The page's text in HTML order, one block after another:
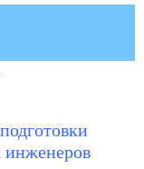
инженеров